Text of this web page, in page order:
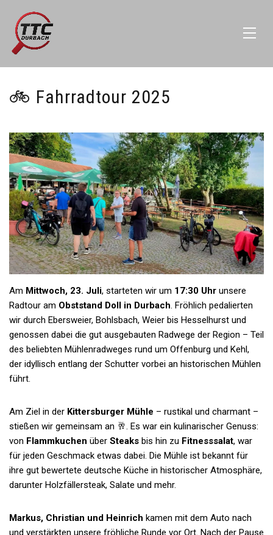
🚲 Fahrradtour 2025
Am Mittwoch, 23. Juli, starteten wir um 17:30 Uhr unsere
Radtour am Obststand Doll in Durbach. Fröhlich pedalierten
wir durch Ebersweier, Bohlsbach, Weier bis Hesselhurst und
genossen dabei die gut ausgebauten Radwege der Region – Teil
des beliebten Mühlenradweges rund um Offenburg und Kehl,
der idyllisch entlang der Schutter vorbei an historischen Mühlen
führt.
Am Ziel in der Kittersburger Mühle – rustikal und charmant –
stießen wir gemeinsam an 🥂. Es war ein kulinarischer Genuss:
von Flammkuchen über Steaks bis hin zu Fitnesssalat, war
für jeden Geschmack etwas dabei. Die Mühle ist bekannt für
ihre gut bewertete deutsche Küche in historischer Atmosphäre,
darunter Holzfällersteak, Salate und mehr.
Markus, Christian und Heinrich kamen mit dem Auto nach
und verstärkten unsere fröhliche Runde vor Ort. Nach der Pause